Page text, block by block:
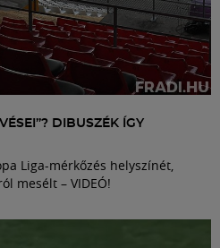
DIBUSZÉK ÍGY
Liga-mérkőzés helyszínét,
mesélt – VIDEÓ!